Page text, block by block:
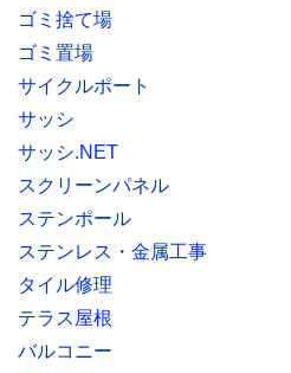
ゴミ捨て場
ゴミ置場
サイクルポート
サッシ
サッシ.NET
スクリーンパネル
ステンポール
ステンレス・金属工事
タイル修理
テラス屋根
バルコニー